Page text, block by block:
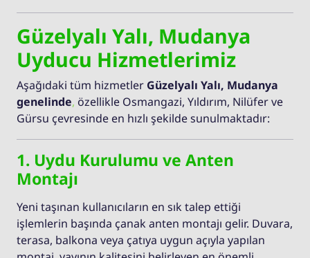
Güzelyalı Yalı, Mudanya
Uyducu Hizmetlerimiz
Aşağıdaki tüm hizmetler Güzelyalı Yalı, Mudanya
genelinde, özellikle Osmangazi, Yıldırım, Nilüfer ve
Gürsu çevresinde en hızlı şekilde sunulmaktadır:
1. Uydu Kurulumu ve Anten
Montajı
Yeni taşınan kullanıcıların en sık talep ettiği
işlemlerin başında çanak anten montajı gelir. Duvara,
terasa, balkona veya çatıya uygun açıyla yapılan